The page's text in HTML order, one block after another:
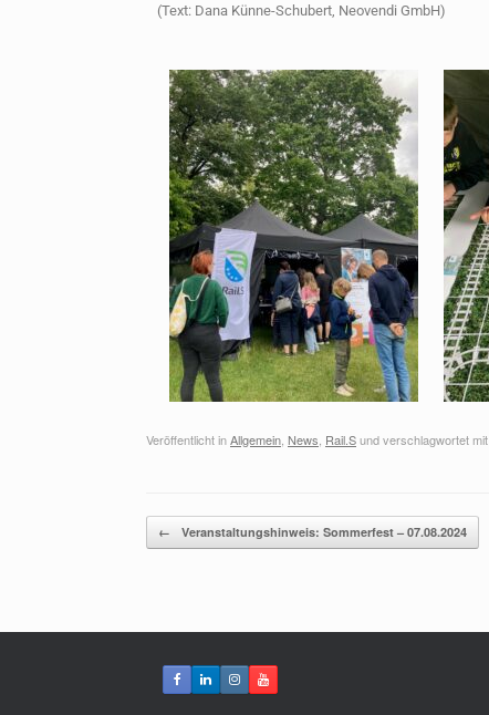
(Text: Dana Künne-Schubert, Neovendi GmbH)
Veröffentlicht inAllgemein News Rail.Sund verschlagwortet mit
Beitragsnavigation
← Veranstaltungshinweis: Sommerfest – 07.08.2024